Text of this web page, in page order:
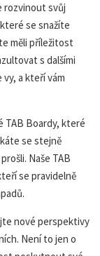
rozvinout svůj
se snažíte
měli příležitost
s dalšími
a kteří vám
TAB Boardy, které
se stejně
Naše TAB
se pravidelně
nové perspektivy
Není to jen o